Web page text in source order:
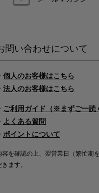
問い合わせについて
個人のお客様はこちら
法人のお客様はこちら
ご利用ガイド（※まずご一読
よくある質問
ポイントについて
容を確認の上、翌営業日（繁忙期
きます。